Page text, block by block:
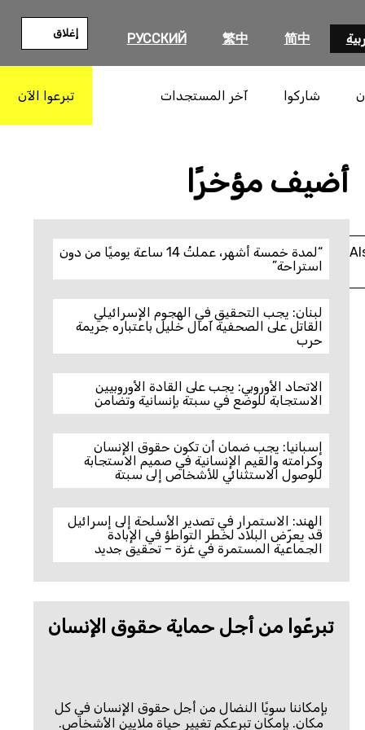
简中
繁中
РУССКИЙ إغلاق
شاركوا آخر المستجدات تبرعوا الآن
أضيف مؤخرًا
“لمدة خمسة أشهر، عملتُ 14 ساعة يوميًا من دون
استراحة”
لبنان: يجب التحقيق في الهجوم الإسرائيلي
القاتل على الصحفية آمال خليل باعتباره جريمة
حرب
الاتحاد الأوروبي: يجب على القادة الأوروبيين
الاستجابة للوضع في سبتة بإنسانية وتضامن
إسبانيا: يجب ضمان أن تكون حقوق الإنسان
وكرامته والقيم الإنسانية في صميم الاستجابة
للوصول الاستثنائي للأشخاص إلى سبتة
الهند: الاستمرار في تصدير الأسلحة إلى إسرائيل
قد يعرّض البلاد لخطر التواطؤ في الإبادة
الجماعية المستمرة في غزة – تحقيق جديد
تبرعّوا من أجل حماية حقوق الإنسان
بإمكاننا سويًا النضال من أجل حقوق الإنسان في كل
مكان. بإمكان تبرعكم تغيير حياة ملايين الأشخاص.